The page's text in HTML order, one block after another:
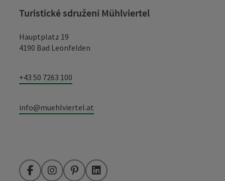
Turistické sdružení Mühlviertel
Hauptplatz 19
4190 Bad Leonfelden
+43 50 7263 100
info@muehlviertel.at
FacebookInstagramPinterestLinkedIn